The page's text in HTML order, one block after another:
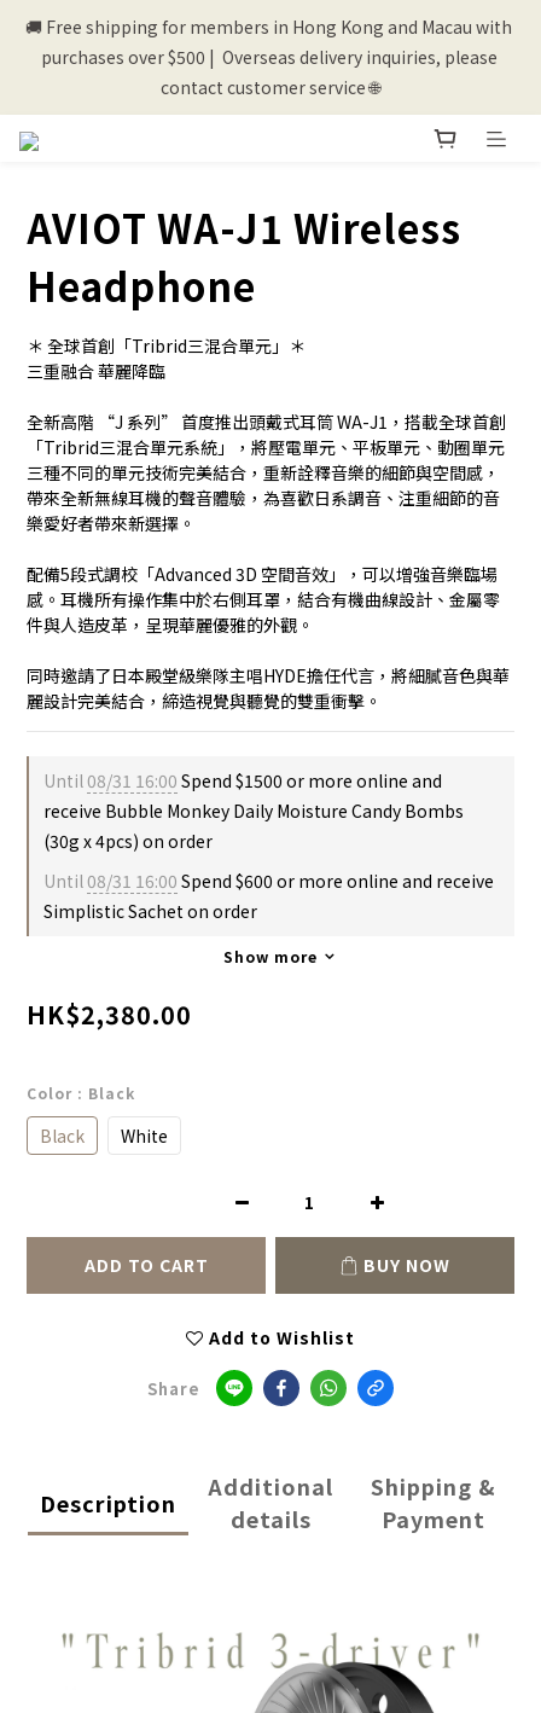
💰New registered members will get 50 shopping credits💰
🚚 Free shipping for members in Hong Kong and Macau with
purchases over $500 |  Overseas delivery inquiries, please
contact customer service 🌐
AVIOT WA-J1 Wireless
Headphone
＊ 全球首創「Tribrid三混合單元」＊
三重融合 華麗降臨
全新高階 “J 系列” 首度推出頭戴式耳筒 WA-J1，搭載全球首創
「Tribrid三混合單元系統」，將壓電單元、平板單元、動圈單元
三種不同的單元技術完美結合，重新詮釋音樂的細節與空間感，
帶來全新無線耳機的聲音體驗，為喜歡日系調音、注重細節的音
樂愛好者帶來新選擇。
配備5段式調校「Advanced 3D 空間音效」，可以增強音樂臨場
感。耳機所有操作集中於右側耳罩，結合有機曲線設計、金屬零
件與人造皮革，呈現華麗優雅的外觀。
同時邀請了日本殿堂級樂隊主唱HYDE擔任代言，將細膩音色與華
麗設計完美結合，締造視覺與聽覺的雙重衝擊。
Until08/31 16:00 Spend $1500 or more online and
receive Bubble Monkey Daily Moisture Candy Bombs
(30g x 4pcs) on order
Until08/31 16:00 Spend $600 or more online and receive
Simplistic Sachet on order
Show more
HK$2,380.00
Color : Black
Black White
ADD TO CART BUY NOW
Add to Wishlist
Share
Description
Additional
details
Shipping &
Payment